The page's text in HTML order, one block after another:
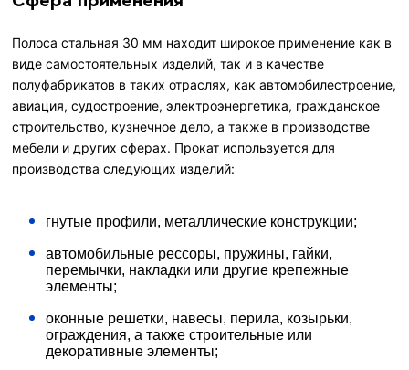
Полоса стальная 30 мм находит широкое применение как в
виде самостоятельных изделий, так и в качестве
полуфабрикатов в таких отраслях, как автомобилестроение,
авиация, судостроение, электроэнергетика, гражданское
строительство, кузнечное дело, а также в производстве
мебели и других сферах. Прокат используется для
производства следующих изделий:
гнутые профили, металлические конструкции;
автомобильные рессоры, пружины, гайки,
перемычки, накладки или другие крепежные
элементы;
оконные решетки, навесы, перила, козырьки,
ограждения, а также строительные или
декоративные элементы;